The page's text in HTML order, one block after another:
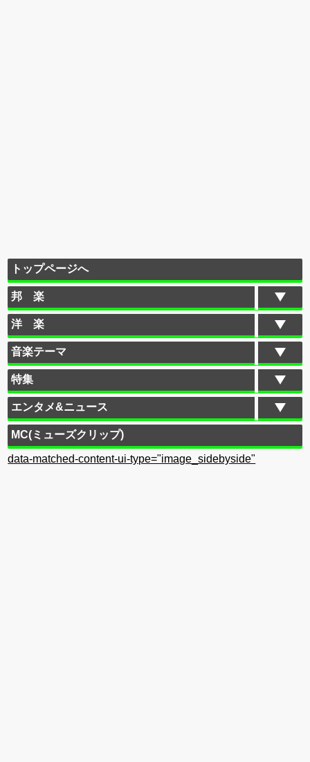
トップページへ
邦 楽
洋 楽
音楽テーマ
特集
エンタメ&ニュース
MC(ミューズクリップ)
data-matched-content-ui-type="image_sidebyside"